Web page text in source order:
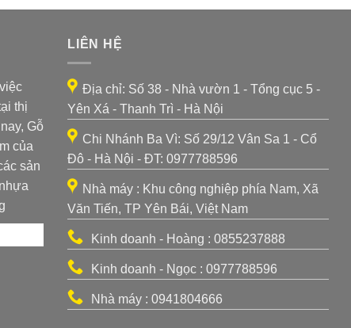
thị
Gỗ
của
sản
LIÊN HỆ
Địa chỉ: Số 38 - Nhà vườn 1 - Tổng cục 5 -
Yên Xá - Thanh Trì - Hà Nội
Chi Nhánh Ba Vì: Số 29/12 Vân Sa 1 - Cổ
Đô - Hà Nội - ĐT: 0977788596
Nhà máy : Khu công nghiệp phía Nam, Xã
Văn Tiến, TP Yên Bái, Việt Nam
Kinh doanh - Hoàng : 0855237888
Kinh doanh - Ngọc : 0977788596
Nhà máy : 0941804666